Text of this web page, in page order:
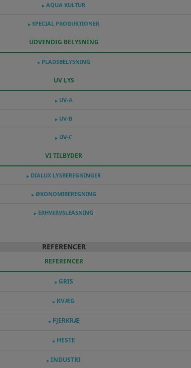
▶ AQUA KULTUR
▶ SPECIAL PRODUKTIONER
UDVENDIG BELYSNING
▶ PLADSBELYSNING
UV LYS
▶ UV-A
▶ UV-B
▶ UV-C
VI TILBYDER
▶ DIALUX LYSBEREGNINGER
▶ ØKONOMIBEREGNING
▶ ERHVERVSLEASNING
REFERENCER
REFERENCER
▶ GRIS
▶ KVÆG
▶ FJERKRÆ
▶ HESTE
▶ INDUSTRI